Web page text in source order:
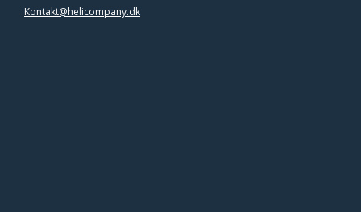
Kontakt@helicompany.dk